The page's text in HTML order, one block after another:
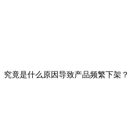
究竟是什么原因导致产品频繁下架？